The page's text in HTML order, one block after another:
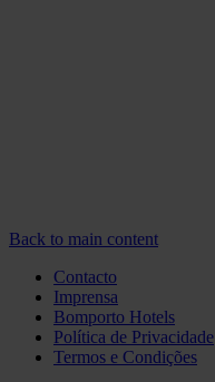
Back to main content
Contacto
Imprensa
Bomporto Hotels
Política de Privacidade
Termos e Condições